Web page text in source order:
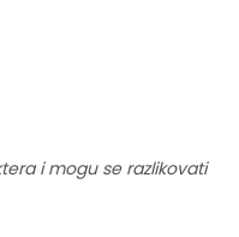
i mogu se razlikovati